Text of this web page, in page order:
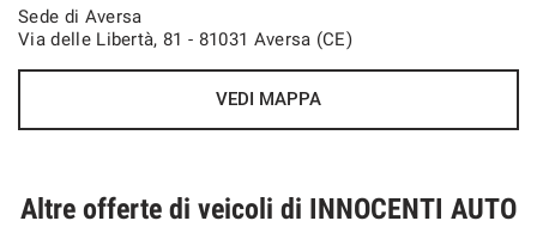
Sede di Aversa
Via delle Libertà, 81 - 81031 Aversa (CE)
VEDI MAPPA
Altre offerte di veicoli di INNOCENTI AUTO